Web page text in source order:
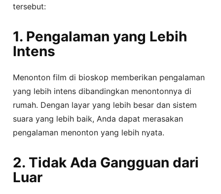
tersebut:
1. Pengalaman yang Lebih
Intens
Menonton film di bioskop memberikan pengalaman
yang lebih intens dibandingkan menontonnya di
rumah. Dengan layar yang lebih besar dan sistem
suara yang lebih baik, Anda dapat merasakan
pengalaman menonton yang lebih nyata.
2. Tidak Ada Gangguan dari
Luar